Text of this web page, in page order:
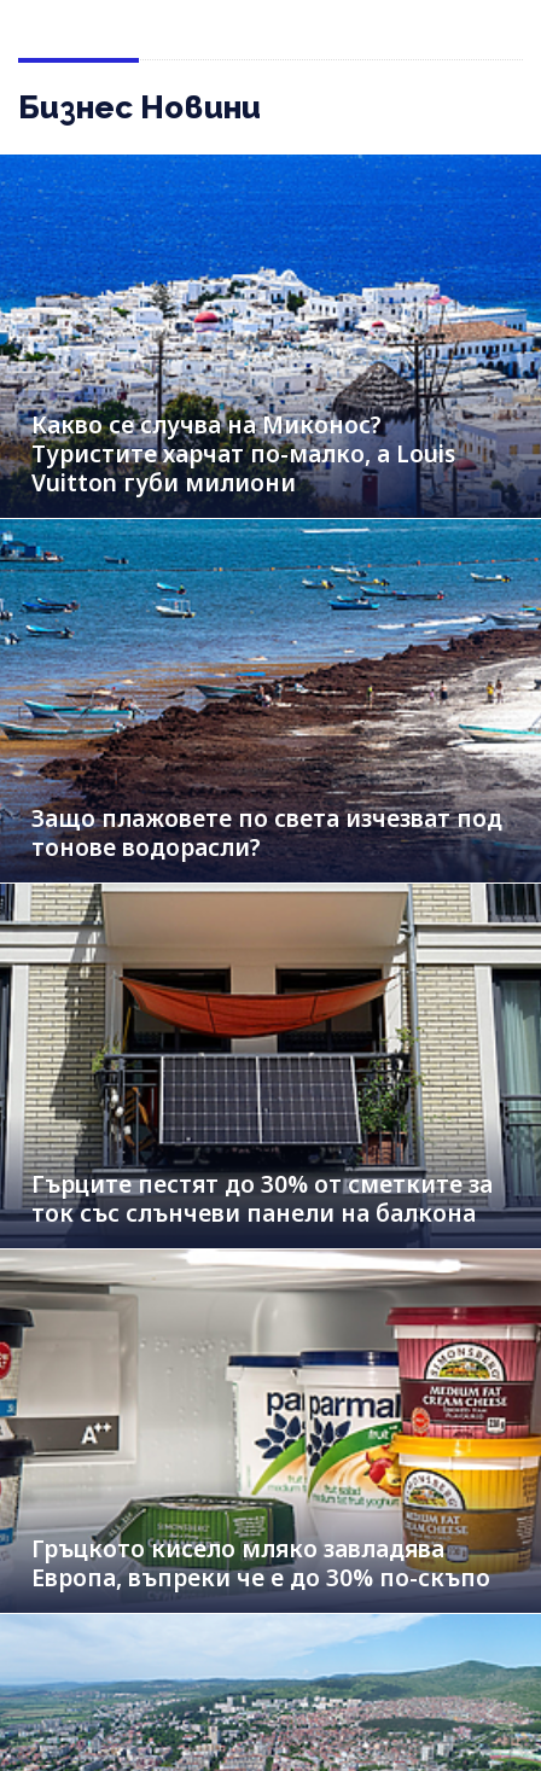
Бизнес Новини
Какво се случва на Миконос?
Туристите харчат по-малко, а Louis
Vuitton губи милиони
Защо плажовете по света изчезват под
тонове водорасли?
Гърците пестят до 30% от сметките за
ток със слънчеви панели на балкона
Гръцкото кисело мляко завладява
Европа, въпреки че е до 30% по-скъпо